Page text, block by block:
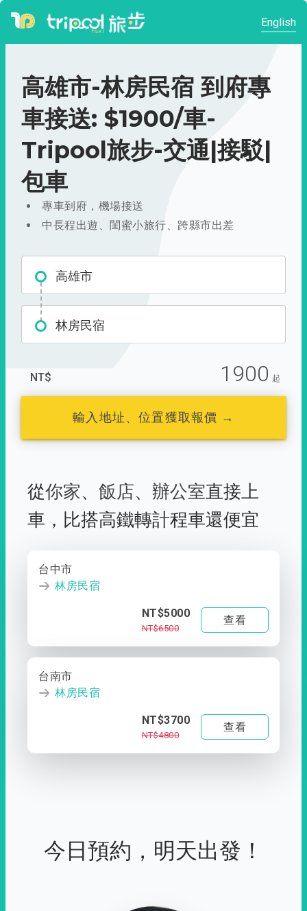
English
高雄市-林房民宿 到府專
車接送: $1900/車-
Tripool旅步-交通|接駁|
包車
專車到府，機場接送
中長程出遊、閨蜜小旅行、跨縣市出差
高雄市
林房民宿
NT$ 1900 起
輸入地址、位置獲取報價 →
從你家、 飯店、 辦公室直接上
車， 比搭高鐵轉計程車還便宜
台中市
林房民宿
NT$5000
NT$6500
查看
台南市
林房民宿
NT$3700
NT$4800
查看
今日預約，明天出發！